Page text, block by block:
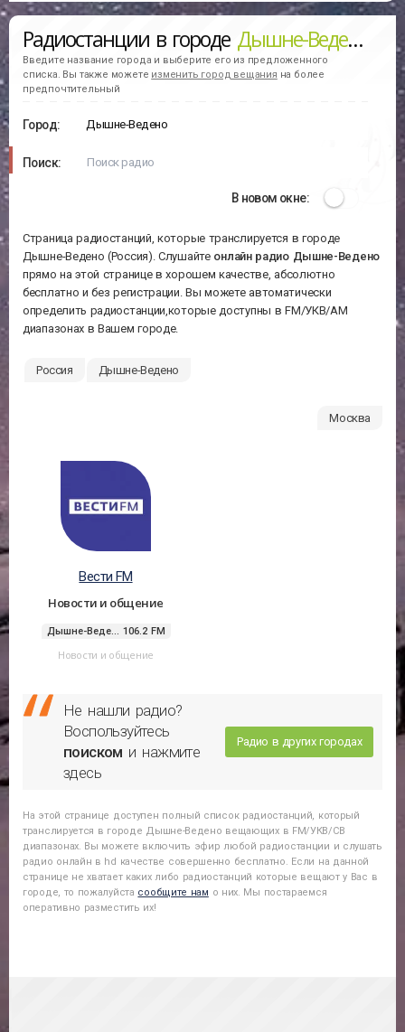
Радиостанции в городе Дышне-Ведено
Введите название города и выберите его из предложенного
списка. Вы также можете изменить город вещания на более
предпочтительный
Город:
Поиск:
В новом окне:
Страница радиостанций, которые транслируется в городе
Дышне-Ведено (Россия). Слушайте онлайн радио Дышне-Ведено
прямо на этой странице в хорошем качестве, абсолютно
бесплатно и без регистрации. Вы можете автоматически
определить радиостанции,которые доступны в FM/УКВ/АМ
диапазонах в Вашем городе.
Россия Дышне-Ведено
Москва
Вести FM
Новости и общение
Дышне-Веде... 106.2 FM
Новости и общение
Не нашли радио?
Воспользуйтесь
поиском и нажмите
здесь
Радио в других городах
На этой странице доступен полный список радиостанций, который
транслируется в городе Дышне-Ведено вещающих в FM/УКВ/СВ
диапазонах. Вы можете включить эфир любой радиостанции и слушать
радио онлайн в hd качестве совершенно бесплатно. Если на данной
странице не хватает каких либо радиостанций которые вещают у Вас в
городе, то пожалуйста сообщите нам о них. Мы постараемся
оперативно разместить их!